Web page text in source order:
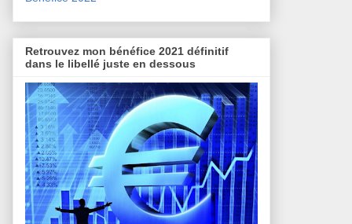
Retrouvez mon bénéfice 2021 définitif
dans le libellé juste en dessous